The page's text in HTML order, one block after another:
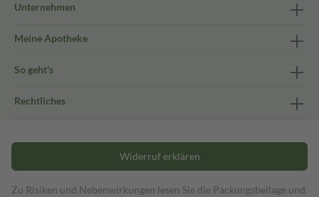
Unternehmen
Meine Apotheke
So geht's
Rechtliches
Widerruf erklären
Zu Risiken und Nebenwirkungen lesen Sie die Packungsbeilage und